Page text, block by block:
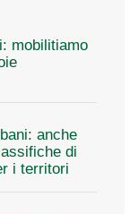
mobilitiamo
anche
di
i territori